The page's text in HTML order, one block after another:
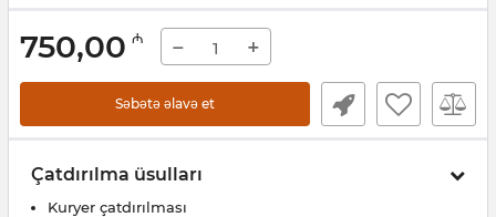
750,00 ₼ − +
Səbətə əlavə et
Çatdırılma üsulları
Kuryer çatdırılması